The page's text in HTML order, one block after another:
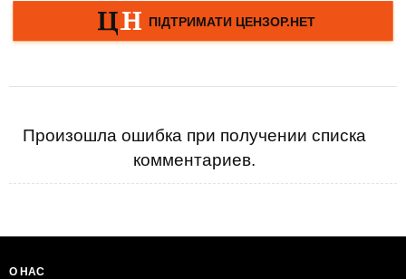
Произошла ошибка при получении списка
комментариев.
О НАС